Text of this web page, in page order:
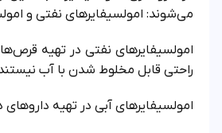
می‌شوند: امولسیفایرهای نفتی و
امولسیفایرهای نفتی در تهیه
راحتی قابل مخلوط شدن با آب
امولسیفایرهای آبی در تهیه